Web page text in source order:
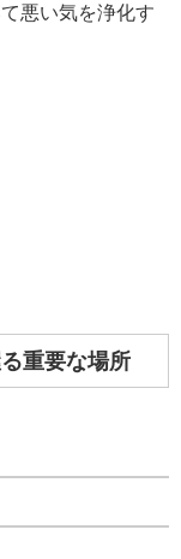
悪い気を浄化す
重要な場所